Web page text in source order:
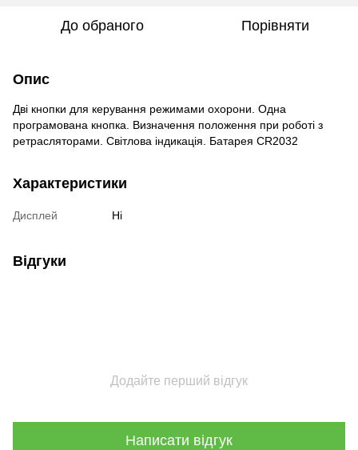
До обраного Порівняти
Опис
Дві кнопки для керування режимами охорони. Одна
програмована кнопка. Визначення положення при роботі з
ретрасляторами. Світлова індикація. Батарея CR2032
Характеристики
Дисплей Ні
Відгуки
Додайте перший відгук
Написати відгук